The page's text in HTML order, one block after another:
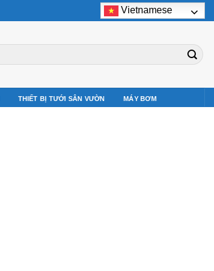
Vietnamese
THIẾT BỊ TƯỚI SÂN VƯỜN MÁY BƠM